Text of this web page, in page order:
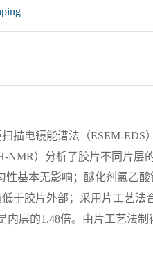
描电镜能谱法（ESEM-EDS
）分析了胶片不同片层
基本无影响；醚化剂氯乙
于胶片外部；采用片工艺法
内层的1.48倍。由片工艺法